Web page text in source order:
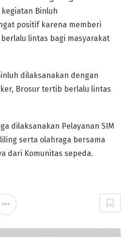
Binluh
positif karena memberi
lintas bagi masyarakat
dilaksanakan dengan
Brosur tertib berlalu lintas
dilaksanakan Pelayanan SIM
serta olahraga bersama
dari Komunitas sepeda.